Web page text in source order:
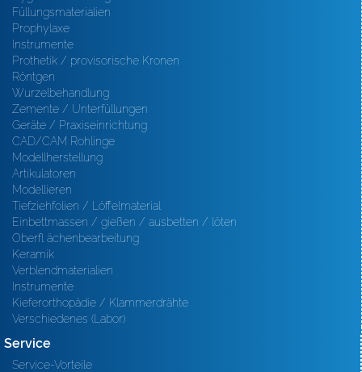
Füllungsmaterialien
Prophylaxe
Instrumente
Prothetik / provisorische Kronen
Röntgen
Wurzelbehandlung
Zemente / Unterfüllungen
Geräte / Praxiseinrichtung
CAD/CAM Rohlinge
Modellherstellung
Artikulatoren
Modellieren
Tiefziehfolien / Löffelmaterial
Einbettmassen / gießen / ausbetten / löten
Oberfl ächenbearbeitung
Keramik
Verblendmaterialien
Instrumente
Kieferorthopädie / Klammerdrähte
Verschiedenes (Labor)
Service
Service-Vorteile